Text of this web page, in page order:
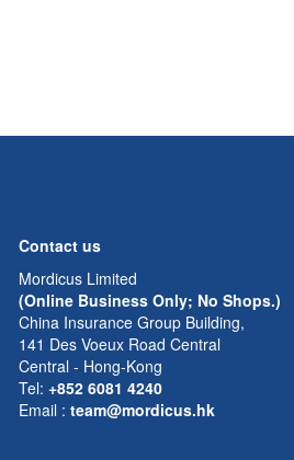
Contact us
Mordicus Limited
(Online Business Only; No Shops.)
China Insurance Group Building,
141 Des Voeux Road Central
Central - Hong-Kong
Tel: +852 6081 4240
Email : team@mordicus.hk